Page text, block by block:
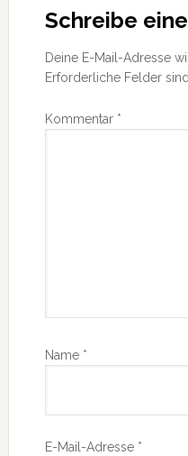
Schreibe
Deine E-Mail-Adresse
Erforderliche Felder
Kommentar *
Name *
E-Mail-Adresse *